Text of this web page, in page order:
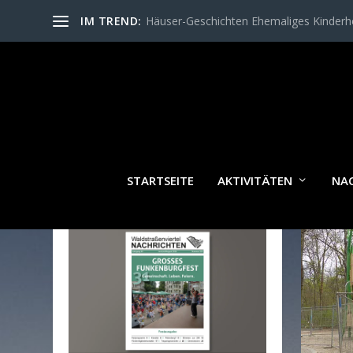
IM TREND: Häuser-Geschichten Ehemaliges
STARTSEITE AKTIVITÄTEN
WALDSTRASSENVIERTEL N